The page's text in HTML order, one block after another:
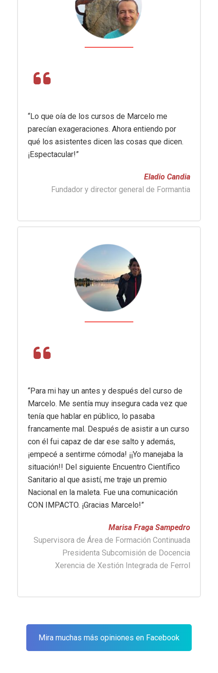
“Lo que oía de los cursos de Marcelo me
parecían exageraciones. Ahora entiendo por
qué los asistentes dicen las cosas que dicen.
¡Espectacular!”
Eladio Candia
Fundador y director general de Formantia
“Para mi hay un antes y después del curso de
Marcelo. Me sentía muy insegura cada vez que
tenía que hablar en público, lo pasaba
francamente mal. Después de asistir a un curso
con él fui capaz de dar ese salto y además,
¡empecé a sentirme cómoda! ¡¡Yo manejaba la
situación!! Del siguiente Encuentro Científico
Sanitario al que asistí, me traje un premio
Nacional en la maleta. Fue una comunicación
CON IMPACTO. ¡Gracias Marcelo!”
Marisa Fraga Sampedro
Supervisora de Área de Formación Continuada
Presidenta Subcomisión de Docencia
Xerencia de Xestión Integrada de Ferrol
Mira muchas más opiniones en Facebook